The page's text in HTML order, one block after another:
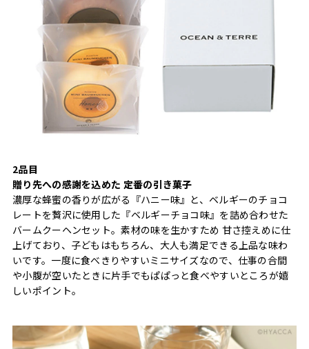
2品目
贈り先への感謝を込めた 定番の引き菓子
濃厚な蜂蜜の香りが広がる『ハニー味』と、ベルギーのチョコ
レートを贅沢に使用した『ベルギーチョコ味』を詰め合わせた
バームクーヘンセット。素材の味を生かすため 甘さ控えめに仕
上げており、子どもはもちろん、大人も満足できる上品な味わ
いです。一度に食べきりやすいミニサイズなので、仕事の合間
や小腹が空いたときに片手でもぱぱっと食べやすいところが嬉
しいポイント。